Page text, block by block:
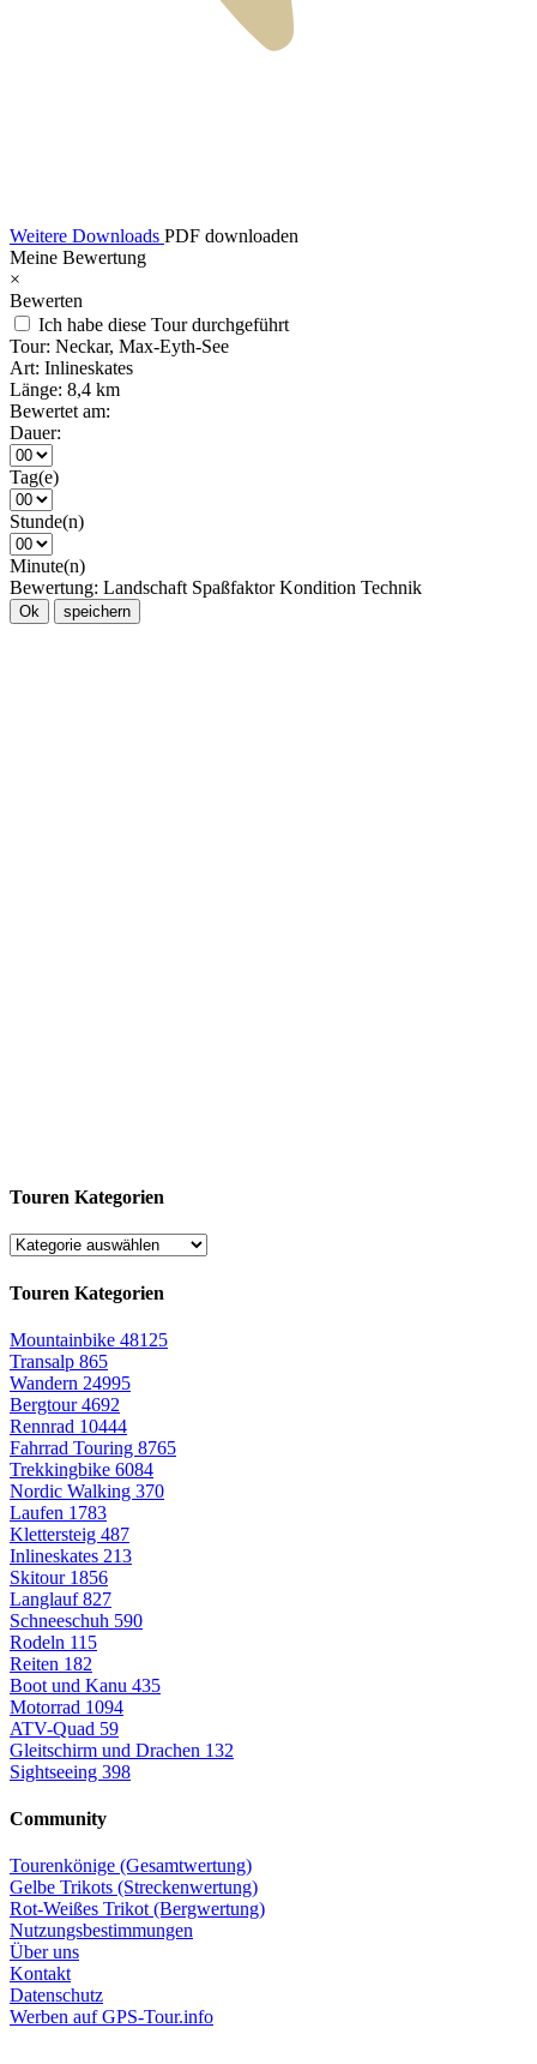
Weitere Downloads PDF downloaden
Meine Bewertung
×
Bewerten
Ich habe diese Tour durchgeführt
Tour: Neckar, Max-Eyth-See
Art: Inlineskates
Länge: 8,4 km
Bewertet am:
Dauer:
Tag(e)
Stunde(n)
Minute(n)
Bewertung: Landschaft Spaßfaktor Kondition Technik
Ok speichern
Touren Kategorien
Touren Kategorien
Mountainbike 48125
Transalp 865
Wandern 24995
Bergtour4692
Rennrad 10444
Fahrrad Touring 8765
Trekkingbike 6084
Nordic Walking 370
Laufen 1783
Klettersteig 487
Inlineskates 213
Skitour 1856
Langlauf827
Schneeschuh 590
Rodeln 115
Reiten 182
Boot und Kanu 435
Motorrad 1094
ATV-Quad 59
Gleitschirm und Drachen 132
Sightseeing 398
Community
Tourenkönige (Gesamtwertung)
Gelbe Trikots (Streckenwertung)
Rot-Weißes Trikot (Bergwertung)
Nutzungsbestimmungen
Über uns
Kontakt
Datenschutz
Werben auf GPS-Tour.info